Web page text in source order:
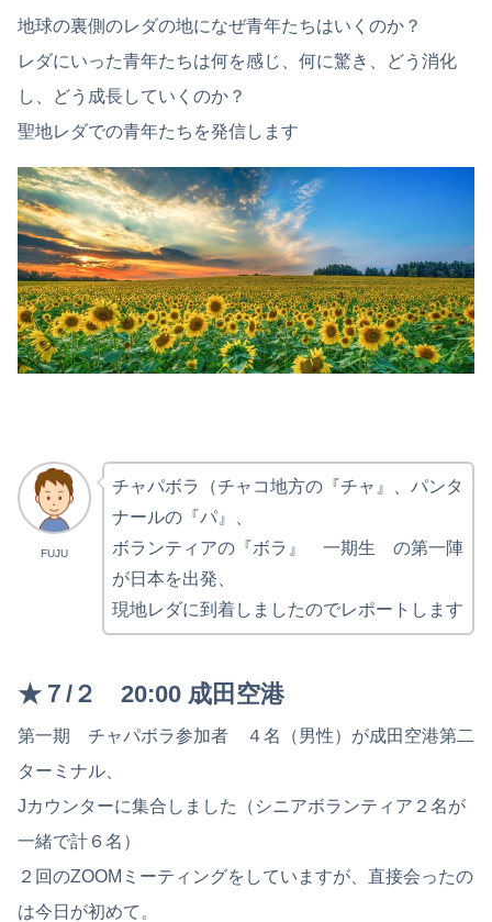
地球の裏側のレダの地になぜ青年たちはいくのか？
レダにいった青年たちは何を感じ、何に驚き、どう消化
し、どう成長していくのか？
聖地レダでの青年たちを発信します
FUJU
チャパボラ（チャコ地方の『チャ』、パンタ
ナールの『パ』、
ボランティアの『ボラ』 一期生 の第一陣
が日本を出発、
現地レダに到着しましたのでレポートします
★７/２ 20:00 成田空港
第一期 チャパボラ参加者 ４名（男性）が成田空港第二
ターミナル、
Jカウンターに集合しました（シニアボランティア２名が
一緒で計６名）
２回のZOOMミーティングをしていますが、直接会ったの
は今日が初めて。